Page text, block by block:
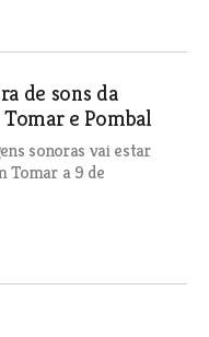
de sons da
e Pombal
sonoras vai estar
Tomar a 9 de